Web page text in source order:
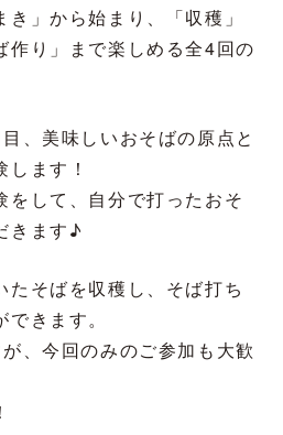
」から始まり、「収穫」
作り」まで楽しめる全4回の
、美味しいおそばの原点と
ます！
をして、自分で打ったおそ
きます♪
たそばを収穫し、そば打ち
きます。
、今回のみのご参加も大歓